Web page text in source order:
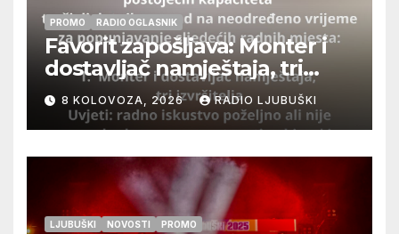
PROMO RADIO OGLASNIK
Favorit zapošljava: Monter i
dostavljač namještaja, tri
izvršitelja
8 KOLOVOZA, 2026 RADIO LJUBUŠKI
LJUBUŠKI NOVOSTI PROMO